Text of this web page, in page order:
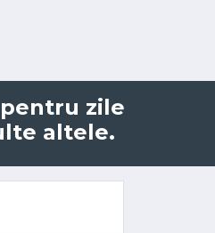
zile
altele.